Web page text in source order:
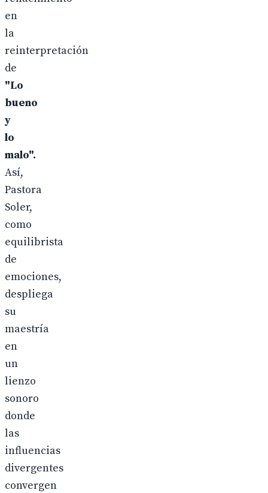
en
la
reinterpretación
de
"Lo
bueno
y
lo
malo".
Así,
Pastora
Soler,
como
equilibrista
de
emociones,
despliega
su
maestría
en
un
lienzo
sonoro
donde
las
influencias
divergentes
convergen